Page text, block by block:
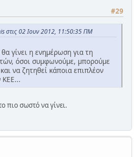
#29
στις 02 Ιουν 2012, 11:50:35 ΠΜ
γίνει η ενημέρωση για τη
όσοι συμφωνούμε, μπορούμε
να ζητηθεί κάποια επιπλέον
ΚΕΕ...
πιο σωστό να γίνει.